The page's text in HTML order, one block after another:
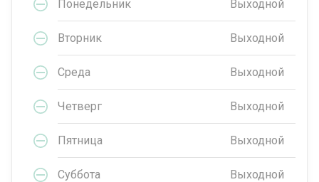
Понедельник Выходной
Вторник Выходной
Среда Выходной
Четверг Выходной
Пятница Выходной
Суббота Выходной